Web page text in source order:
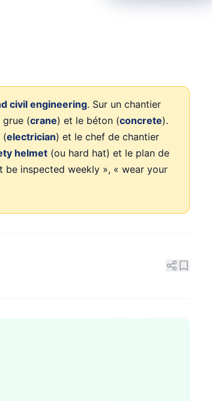
civil engineering. Sur un chantier
grue (crane) et le béton (concrete).
(electrician) et le chef de chantier
helmet (ou hard hat) et le plan de
be inspected weekly », « wear your